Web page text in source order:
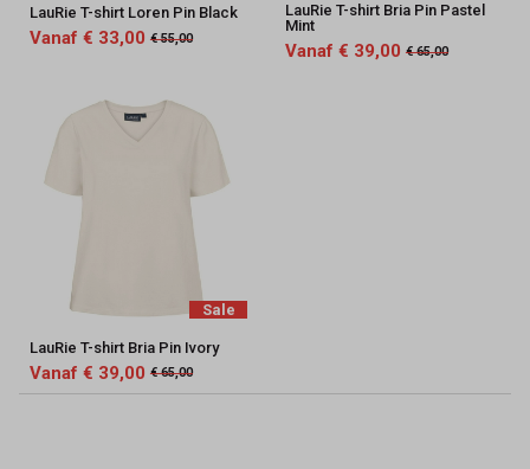
LauRie T-shirt Loren Pin Black
Vanaf € 33,00 € 55,00
LauRie T-shirt Bria Pin Pastel
Mint
Vanaf € 39,00 € 65,00
Sale
LauRie T-shirt Bria Pin Ivory
Vanaf € 39,00 € 65,00